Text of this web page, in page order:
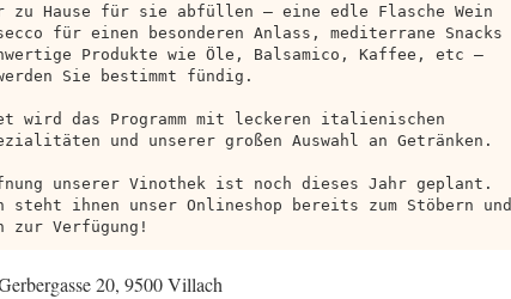
zu Hause für sie abfüllen – eine edle Flasche Wein
für einen besonderen Anlass, mediterrane Snacks
Produkte wie Öle, Balsamico, Kaffee, etc –
Sie bestimmt fündig.
wird das Programm mit leckeren italienischen
und unserer großen Auswahl an Getränken.
unserer Vinothek ist noch dieses Jahr geplant.
steht ihnen unser Onlineshop bereits zum Stöbern und
zur Verfügung!
20, 9500 Villach